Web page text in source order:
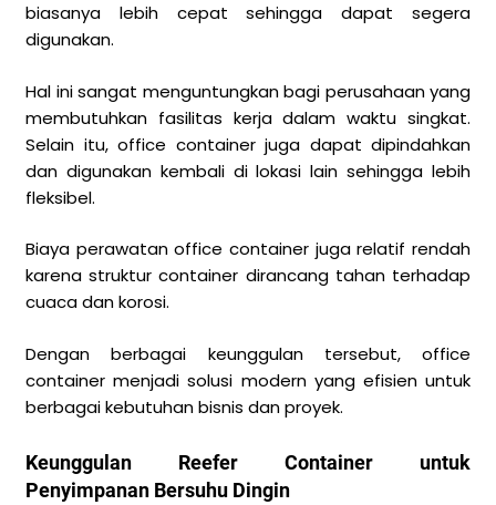
biasanya lebih cepat sehingga dapat segera
digunakan.
Hal ini sangat menguntungkan bagi perusahaan yang
membutuhkan fasilitas kerja dalam waktu singkat.
Selain itu, office container juga dapat dipindahkan
dan digunakan kembali di lokasi lain sehingga lebih
fleksibel.
Biaya perawatan office container juga relatif rendah
karena struktur container dirancang tahan terhadap
cuaca dan korosi.
Dengan berbagai keunggulan tersebut, office
container menjadi solusi modern yang efisien untuk
berbagai kebutuhan bisnis dan proyek.
Keunggulan Reefer Container untuk
Penyimpanan Bersuhu Dingin